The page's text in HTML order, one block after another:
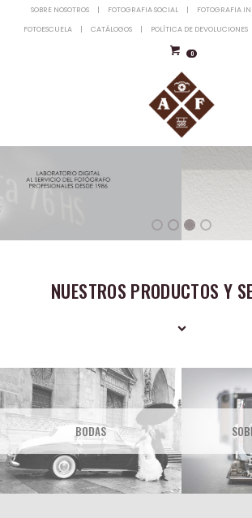
SOBRE NOSOTROS | FOTOGRAFIA SOCIAL | FOTOGRAFIA
FOTOESCUELA
| CATÁLOGOS | POLÍTICA DE DEVOLUCIONES
0
NUESTROS PRODUCTOS Y
BODAS